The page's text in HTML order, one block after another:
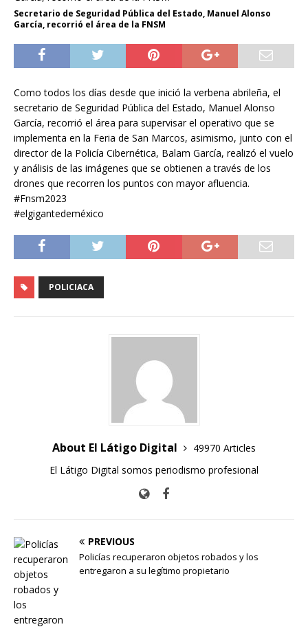
Secretario de Seguridad Pública del Estado, Manuel Alonso
García, recorrió el área de la FNSM
Como todos los días desde que inició la verbena abrileña, el
secretario de Seguridad Pública del Estado, Manuel Alonso
García, recorrió el área para supervisar el operativo que se
implementa en la Feria de San Marcos, asimismo, junto con el
director de la Policía Cibernética, Balam García, realizó el vuelo
y análisis de las imágenes que se obtienen a través de los
drones que recorren los puntos con mayor afluencia.
#Fnsm2023
#elgigantedeméxico
POLICIACA
About El Látigo Digital
49970 Articles
El Látigo Digital somos periodismo profesional
PREVIOUS
Policías recuperaron objetos robados y los
entregaron a su legítimo propietario